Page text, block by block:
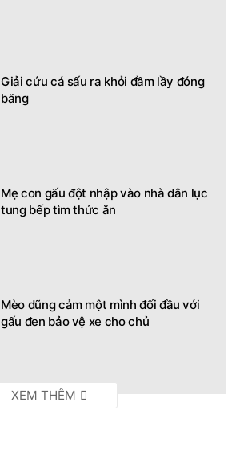
Giải cứu cá sấu ra khỏi đầm lầy đóng
băng
Mẹ con gấu đột nhập vào nhà dân lục
tung bếp tìm thức ăn
Mèo dũng cảm một mình đối đầu với
gấu đen bảo vệ xe cho chủ